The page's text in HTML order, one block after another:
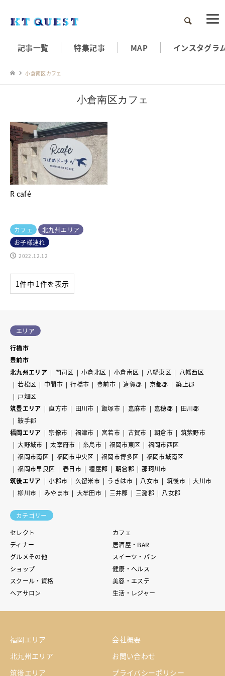
検索
記事一覧 特集記事 MAP インスタグラ
小倉南区カフェ
小倉南区カフェ
R café
カフェ
北九州エリア
お子様連れ
2022.12.12
1件中 1件を表示
エリア
行橋市
豊前市
北九州エリア
門司区 小倉北区 小倉南区 八幡東区
八幡西区
若松区
中間市 行橋市 豊前市 遠賀郡 京都郡
築上郡
戸畑区
筑豊エリア
直方市 田川市 飯塚市 嘉麻市 嘉穂郡
田川郡
鞍手郡
福岡エリア
宗像市 福津市 宮若市 古賀市 朝倉市
筑紫野市
大野城市
太宰府市 糸島市 福岡市東区
福岡市西区
福岡市南区
福岡市中央区 福岡市博多区
福岡市城南区
福岡市早良区
春日市 糟屋郡 朝倉郡
那珂川市
筑後エリア
小郡市 久留米市 うきは市 八女市 筑後市
大川市
柳川市
みやま市 大牟田市 三井郡 三潴郡 八女郡
カテゴリー
セレクト
カフェ
ディナー
居酒屋・BAR
グルメその他
スイーツ・パン
ショップ
健康・ヘルス
スクール・資格
美容・エステ
ヘアサロン
生活・レジャー
福岡エリア
北九州エリア
筑後エリア
会社概要
お問い合わせ
プライバシーポリシー